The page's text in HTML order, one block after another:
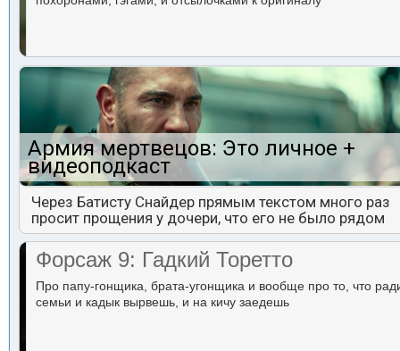
Армия мертвецов: Это личное +
видеоподкаст
Через Батисту Снайдер прямым текстом много раз
просит прощения у дочери, что его не было рядом
Форсаж 9: Гадкий Торетто
Про папу-гонщика, брата-угонщика и вообще про то, что
семьи и кадык вырвешь, и на кичу заедешь